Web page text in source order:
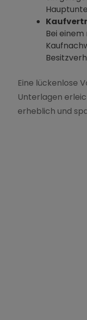
Bei
Eine lückenlose
Unterlagen
erheblich und